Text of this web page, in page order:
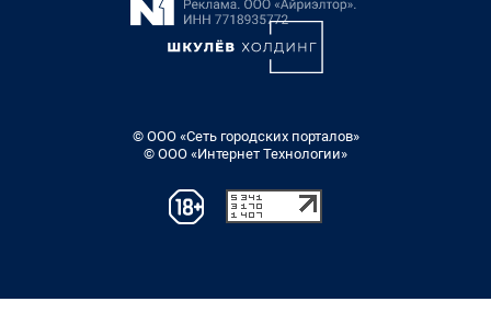
© ООО «Сеть городских порталов»
© ООО «Интернет Технологии»